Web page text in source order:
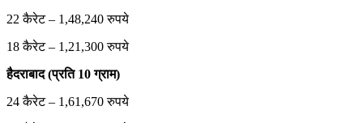
22 कैरेट – 1,48,240 रुपये
18 कैरेट – 1,21,300 रुपये
हैदराबाद (प्रति 10 ग्राम)
24 कैरेट – 1,61,670 रुपये